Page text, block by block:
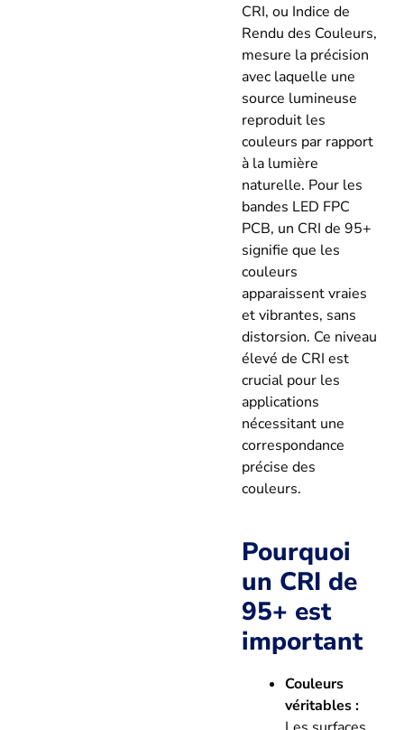
CRI, ou Indice de
Rendu des Couleurs,
mesure la précision
avec laquelle une
source lumineuse
reproduit les
couleurs par rapport
à la lumière
naturelle. Pour les
bandes LED FPC
PCB, un CRI de 95+
signifie que les
couleurs
apparaissent vraies
et vibrantes, sans
distorsion. Ce niveau
élevé de CRI est
crucial pour les
applications
nécessitant une
correspondance
précise des
couleurs.
Pourquoi
un CRI de
95+ est
important
Couleurs
véritables :